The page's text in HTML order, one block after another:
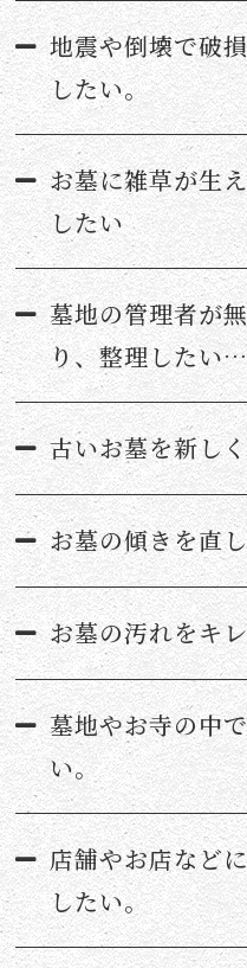
地震や倒壊で破
したい。
お墓に雑草が生
したい
墓地の管理者が
り、整理したい
古いお墓を新し
お墓の傾きを直
お墓の汚れをキ
墓地やお寺の中
い。
店舗やお店など
したい。